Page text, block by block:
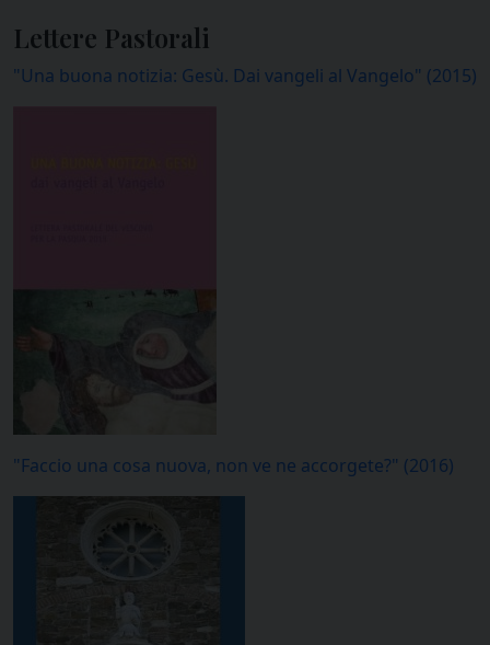
Lettere Pastorali
"Una buona notizia: Gesù. Dai vangeli al Vangelo" (2015)
"Faccio una cosa nuova, non ve ne accorgete?" (2016)